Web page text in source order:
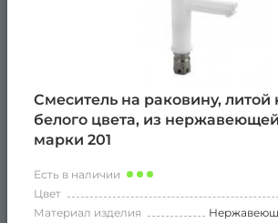
Смеситель на раковину, литой
белого цвета, из
марки 201
Есть в наличии
Цвет
Материал изделия